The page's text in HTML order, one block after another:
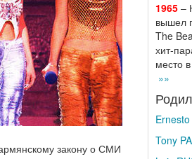
закону о СМИ
1965–
вышел
The
хит-
место
»»
Tony